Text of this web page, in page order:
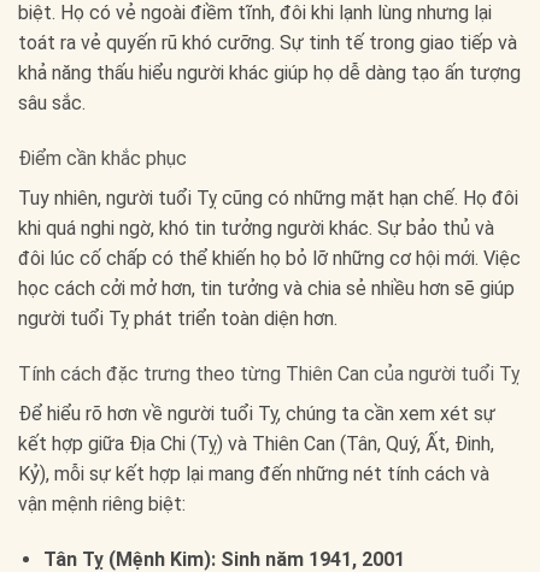
biệt. Họ có vẻ ngoài điềm tĩnh, đôi khi lạnh lùng nhưng lại
toát ra vẻ quyến rũ khó cưỡng. Sự tinh tế trong giao tiếp và
khả năng thấu hiểu người khác giúp họ dễ dàng tạo ấn tượng
sâu sắc.
Điểm cần khắc phục
Tuy nhiên, người tuổi Tỵ cũng có những mặt hạn chế. Họ đôi
khi quá nghi ngờ, khó tin tưởng người khác. Sự bảo thủ và
đôi lúc cố chấp có thể khiến họ bỏ lỡ những cơ hội mới. Việc
học cách cởi mở hơn, tin tưởng và chia sẻ nhiều hơn sẽ giúp
người tuổi Tỵ phát triển toàn diện hơn.
Tính cách đặc trưng theo từng Thiên Can của người tuổi Tỵ
Để hiểu rõ hơn về người tuổi Tỵ, chúng ta cần xem xét sự
kết hợp giữa Địa Chi (Tỵ) và Thiên Can (Tân, Quý, Ất, Đinh,
Kỷ), mỗi sự kết hợp lại mang đến những nét tính cách và
vận mệnh riêng biệt:
Tân Tỵ (Mệnh Kim): Sinh năm 1941, 2001